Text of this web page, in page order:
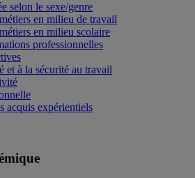
selon le sexe/genre
en milieu de travail
en milieu scolaire
professionnelles
et à la sécurité au travail
acquis expérientiels